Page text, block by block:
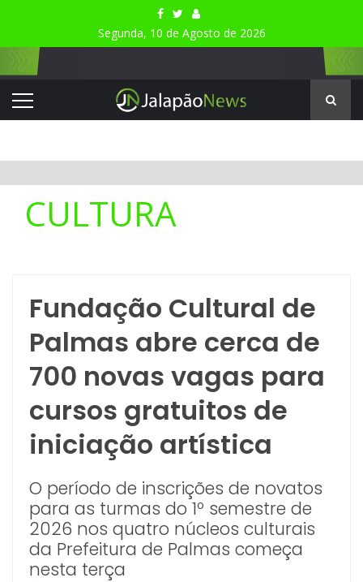
Segunda, 10 de Agosto de 2026
CULTURA
Fundação Cultural de
Palmas abre cerca de
700 novas vagas para
cursos gratuitos de
iniciação artística
O período de inscrições de novatos
para as turmas do 1º semestre de
2026 nos quatro núcleos culturais
da Prefeitura de Palmas começa
nesta terça